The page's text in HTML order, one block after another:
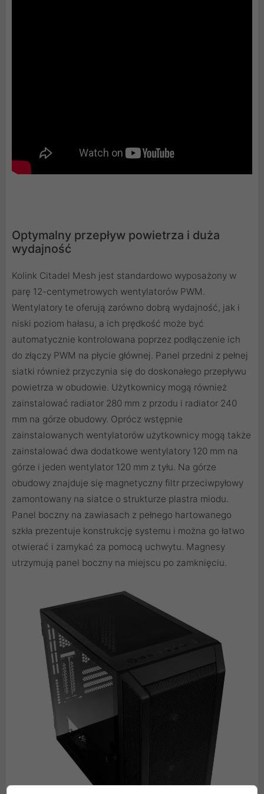
Optymalny przepływ powietrza i duża
wydajność
Kolink Citadel Mesh jest standardowo wyposażony w
parę 12-centymetrowych wentylatorów PWM.
Wentylatory te oferują zarówno dobrą wydajność, jak i
niski poziom hałasu, a ich prędkość może być
automatycznie kontrolowana poprzez podłączenie ich
do złączy PWM na płycie głównej. Panel przedni z pełnej
siatki również przyczynia się do doskonałego przepływu
powietrza w obudowie. Użytkownicy mogą również
zainstalować radiator 280 mm z przodu i radiator 240
mm na górze obudowy. Oprócz wstępnie
zainstalowanych wentylatorów użytkownicy mogą także
zainstalować dwa dodatkowe wentylatory 120 mm na
górze i jeden wentylator 120 mm z tyłu. Na górze
obudowy znajduje się magnetyczny filtr przeciwpyłowy
zamontowany na siatce o strukturze plastra miodu.
Panel boczny na zawiasach z pełnego hartowanego
szkła prezentuje konstrukcję systemu i można go łatwo
otwierać i zamykać za pomocą uchwytu. Magnesy
utrzymują panel boczny na miejscu po zamknięciu.